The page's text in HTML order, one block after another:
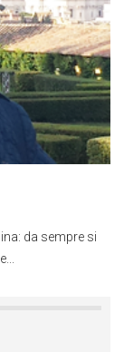
da sempre si